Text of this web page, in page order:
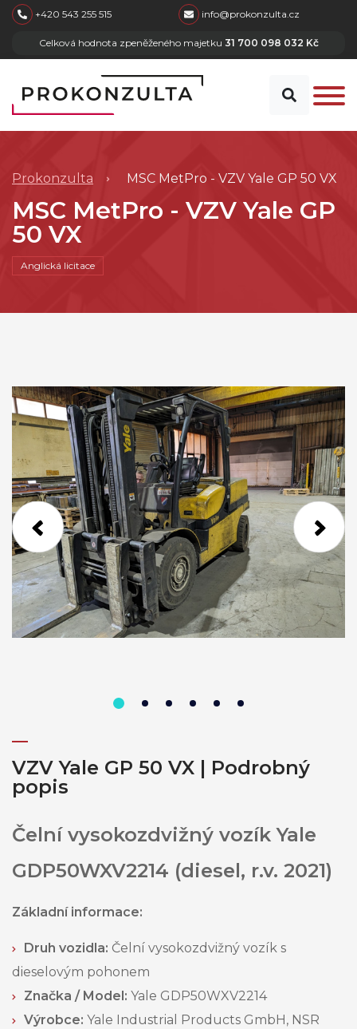
skip to main content
+420 543 255 515 info@prokonzulta.cz
Celková hodnota zpeněženého majetku 31 700 098 032 Kč
Prokonzulta MSC MetPro - VZV Yale GP 50 VX
MSC MetPro - VZV Yale GP
50 VX
Anglická licitace
VZV Yale GP 50 VX | Podrobný
popis
Čelní vysokozdvižný vozík Yale
GDP50WXV2214 (diesel, r.v. 2021)
Základní informace:
Druh vozidla: Čelní vysokozdvižný vozík s
dieselovým pohonem
Značka / Model: Yale GDP50WXV2214
Výrobce: Yale Industrial Products GmbH, NSR